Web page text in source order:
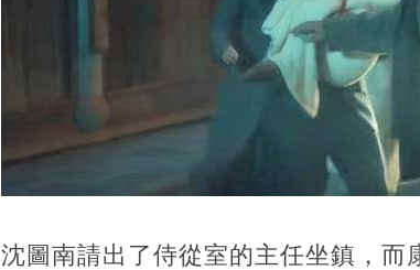
沈圖南請出了侍從室的主任坐鎮，